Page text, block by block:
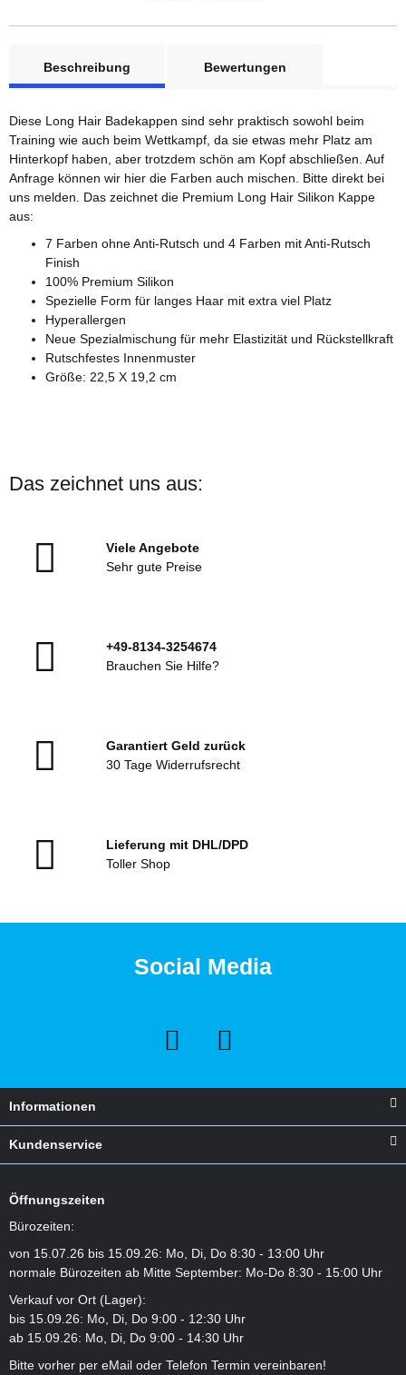
Beschreibung
Bewertungen
Diese Long Hair Badekappen sind sehr praktisch sowohl beim
Training wie auch beim Wettkampf, da sie etwas mehr Platz am
Hinterkopf haben, aber trotzdem schön am Kopf abschließen. Auf
Anfrage können wir hier die Farben auch mischen. Bitte direkt bei
uns melden. Das zeichnet die Premium Long Hair Silikon Kappe
aus:
7 Farben ohne Anti-Rutsch und 4 Farben mit Anti-Rutsch
Finish
100% Premium Silikon
Spezielle Form für langes Haar mit extra viel Platz
Hyperallergen
Neue Spezialmischung für mehr Elastizität und Rückstellkraft
Rutschfestes Innenmuster
Größe: 22,5 X 19,2 cm
Das zeichnet uns aus:
Viele Angebote
Sehr gute Preise
+49-8134-3254674
Brauchen Sie Hilfe?
Garantiert Geld zurück
30 Tage Widerrufsrecht
Lieferung mit DHL/DPD
Toller Shop
Social Media
Informationen
Kundenservice
Öffnungszeiten
Bürozeiten:
von 15.07.26 bis 15.09.26: Mo, Di, Do 8:30 - 13:00 Uhr
normale Bürozeiten ab Mitte September: Mo-Do 8:30 - 15:00 Uhr
Verkauf vor Ort (Lager):
bis 15.09.26: Mo, Di, Do 9:00 - 12:30 Uhr
ab 15.09.26: Mo, Di, Do 9:00 - 14:30 Uhr
Bitte vorher per eMail oder Telefon Termin vereinbaren!